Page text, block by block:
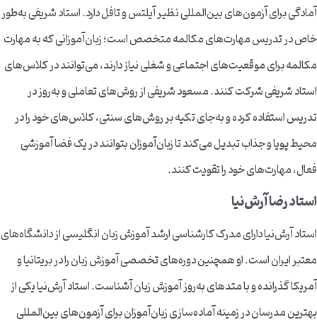
آمادگی برای آزمون‌های بین‌المللی نظیر آیلتس و تافل دارد. استاد شریفی به‌طور
خاص در تدریس مهارت‌های مکالمه متخصص است؛ زبان‌آموزانی که به مهارت
مکالمه برای موقعیت‌های اجتماعی و شغلی نیاز دارند، می‌توانند در کلاس‌های
استاد شریفی شرکت کنند. مسعود شریفی از روش‌های تعاملی و به‌روز در
تدریس استفاده کرده و به‌جای تکیه بر روش‌های سنتی، کلاس‌های خود را در
محیط پویا و جذاب تبدیل می‌کند تا زبان‌آموزان بتوانند در یک فضا آموزشی
فعال، مهارت‌های خود را تقویت کنند.
استاد رضا آرش‌نیا
استاد آرش‌نیا دارای مدرک کارشناسی ارشد آموزش زبان انگلیسی از دانشگاه‌های
معتبر ایران است. او همچنین دوره‌های تخصصی آموزش زبان را در بریتانیا و
آمریکا گذرانده و با متدهای به‌روز آموزش زبان آشناست. استاد آرش‌نیا یکی از
بهترین مدرسان در زمینه آماده‌سازی زبان‌آموزان برای آزمون‌های بین‌المللی